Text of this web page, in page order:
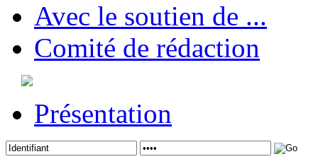
Avec le soutien de ...
Comité de rédaction
Présentation